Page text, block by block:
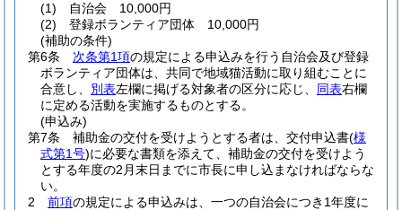
(1)
自治会 10,000円
(2)
登録ボランティア団体 10,000円
(補助の条件)
第6条
次条第1項の規定による申込みを行う自治会及び登録
ボランティア団体は、共同で地域猫活動に取り組むことに
合意し、 別表左欄に掲げる対象者の区分に応じ、 同表右欄
に定める活動を実施するものとする。
(申込み)
第7条
補助金の交付を受けようとする者は、交付申込書(様
式第1号)に必要な書類を添えて、補助金の交付を受けよう
とする年度の2月末日までに市長に申し込まなければならな
い。
2
前項の規定による申込みは、一つの自治会につき1年度に